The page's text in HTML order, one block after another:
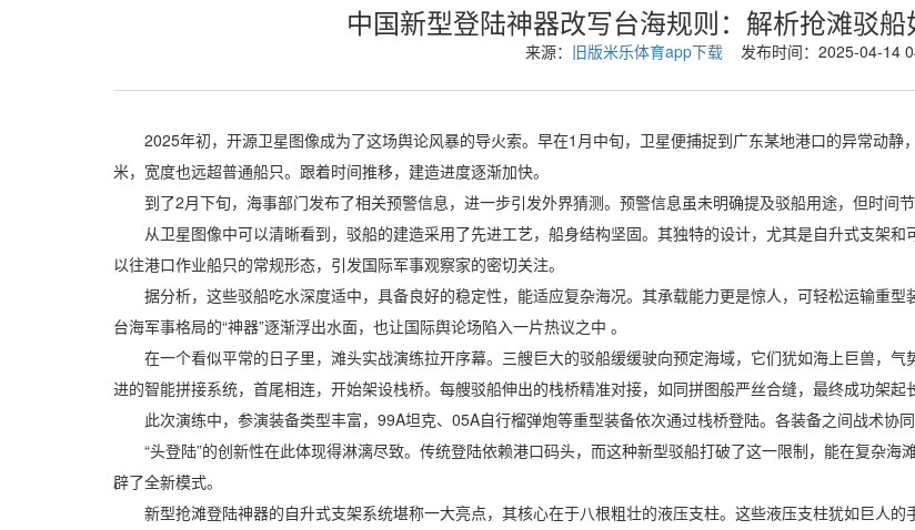
中国新型登陆神器改写台海规则：解析抢滩驳
来源： 旧版米乐体育app下载 发布时间：2025-04-14
2025年初，开源卫星图像成为了这场舆论风暴的导火索。早在1月中旬，卫星便捕捉到广东某地港口的异常动静
米，宽度也远超普通船只。跟着时间推移，建造进度逐渐加快。
到了2月下旬，海事部门发布了相关预警信息，进一步引发外界猜测。预警信息虽未明确提及驳船用途，但时间节
从卫星图像中可以清晰看到，驳船的建造采用了先进工艺，船身结构坚固。其独特的设计，尤其是自升式支架和
以往港口作业船只的常规形态，引发国际军事观察家的密切关注。
据分析，这些驳船吃水深度适中，具备良好的稳定性，能适应复杂海况。其承载能力更是惊人，可轻松运输重型
台海军事格局的“神器”逐渐浮出水面，也让国际舆论场陷入一片热议之中 。
在一个看似平常的日子里，滩头实战演练拉开序幕。三艘巨大的驳船缓缓驶向预定海域，它们犹如海上巨兽，气
进的智能拼接系统，首尾相连，开始架设栈桥。每艘驳船伸出的栈桥精准对接，如同拼图般严丝合缝，最终成功架起
此次演练中，参演装备类型丰富，99A坦克、05A自行榴弹炮等重型装备依次通过栈桥登陆。各装备之间战术协同
“头登陆”的创新性在此体现得淋漓尽致。传统登陆依赖港口码头，而这种新型驳船打破了这一限制，能在复杂海
辟了全新模式。
新型抢滩登陆神器的自升式支架系统堪称一大亮点，其核心在于八根粗壮的液压支柱。这些液压支柱犹如巨人的